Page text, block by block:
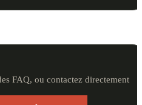
FAQ, ou contactez directement